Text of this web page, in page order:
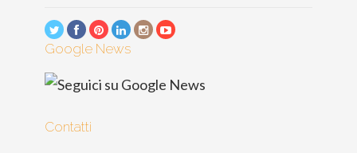
Google News
Contatti